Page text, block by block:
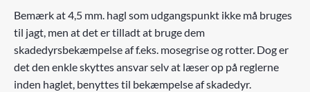
Bemærk at 4,5 mm. hagl som udgangspunkt ikke må bruges
til jagt, men at det er tilladt at bruge dem
skadedyrsbekæmpelse af f.eks. mosegrise og rotter. Dog er
det den enkle skyttes ansvar selv at læser op på reglerne
inden haglet, benyttes til bekæmpelse af skadedyr.